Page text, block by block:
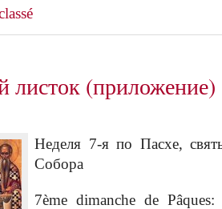
листок
Неделя 7-я по Пасхе,
Собора
7ème dimanche de